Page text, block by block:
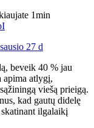
1min
27 d
beveik 40 % jau
apima atlygį,
viešą prieigą.
kad gautų didelę
ilgalaikį